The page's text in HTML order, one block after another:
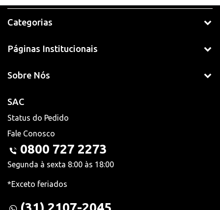
Categorias
Páginas Institucionais
Sobre Nós
SAC
Status do Pedido
Fale Conosco
0800 727 2273
Segunda à sexta 8:00 às 18:00
*Exceto feriados
(31) 2107-2045